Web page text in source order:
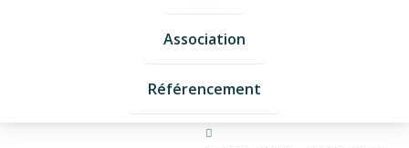
Association
Référencement
Comme Autrefois
Lalouvesc (en Ardèche - 07),
ce magasin de bonbon se
dote désormais d'un moyen